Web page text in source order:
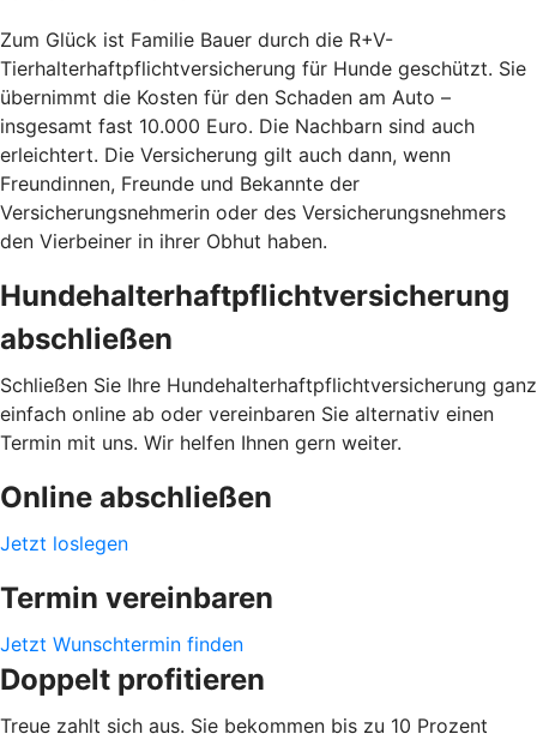
Zum Glück ist Familie Bauer durch die R+V-
Tierhalterhaftpflichtversicherung für Hunde geschützt. Sie
übernimmt die Kosten für den Schaden am Auto –
insgesamt fast 10.000 Euro. Die Nachbarn sind auch
erleichtert. Die Versicherung gilt auch dann, wenn
Freundinnen, Freunde und Bekannte der
Versicherungsnehmerin oder des Versicherungsnehmers
den Vierbeiner in ihrer Obhut haben.
Hundehalterhaftpflichtversicherung
abschließen
Schließen Sie Ihre Hundehalterhaftpflichtversicherung ganz
einfach online ab oder vereinbaren Sie alternativ einen
Termin mit uns. Wir helfen Ihnen gern weiter.
Online abschließen
Jetzt loslegen
Termin vereinbaren
Jetzt Wunschtermin finden
Doppelt profitieren
Treue zahlt sich aus. Sie bekommen bis zu 10 Prozent